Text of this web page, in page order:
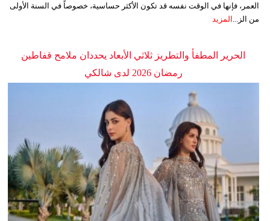
العمر، فإنها في الوقت نفسه قد تكون الأكثر حساسية، خصوصاً في السنة الأولى
من الز...
المزيد
الحرير المطفأ والتطريز ثلاثي الأبعاد يحددان ملامح قفاطين
رمضان 2026 لدى شالكي